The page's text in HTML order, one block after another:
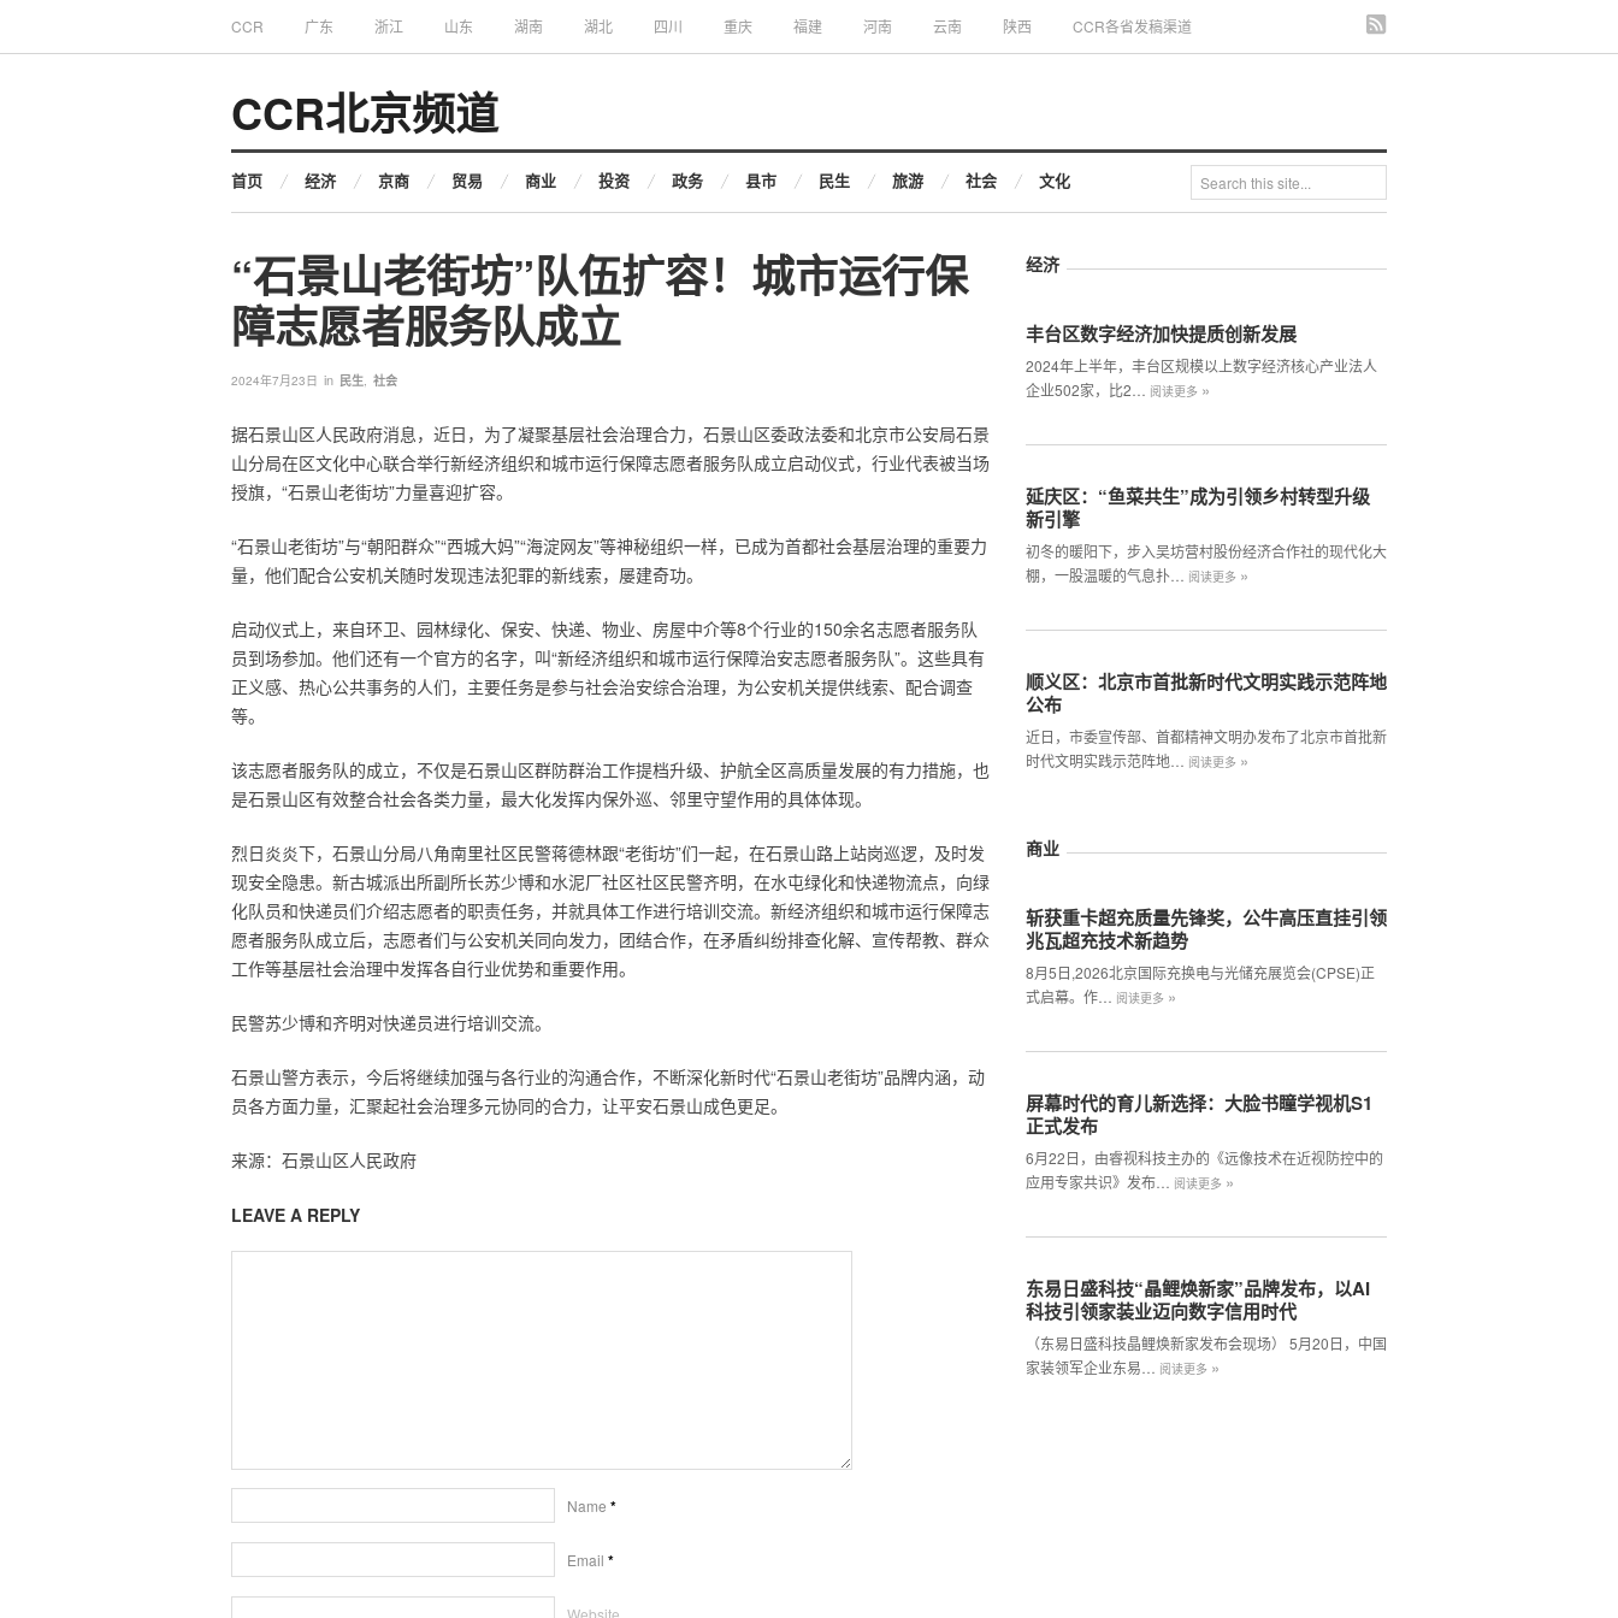
CCR 广东 浙江 山东 湖南 湖北 四川 重庆 福建 河南 云南 陕西 CCR各省发稿渠道
CCR北京频道
首页 经济 京商 贸易 商业 投资 政务 县市 民生 旅游 社会 文化
“石景山老街坊”队伍扩容！城市运行保
障志愿者服务队成立
2024年7月23日 in 民生, 社会
据石景山区人民政府消息，近日，为了凝聚基层社会治理合力，石景山区委政法委和北京市公安局石景
山分局在区文化中心联合举行新经济组织和城市运行保障志愿者服务队成立启动仪式，行业代表被当场
授旗，“石景山老街坊”力量喜迎扩容。
“石景山老街坊”与“朝阳群众”“西城大妈”“海淀网友”等神秘组织一样，已成为首都社会基层治理的重要力
量，他们配合公安机关随时发现违法犯罪的新线索，屡建奇功。
启动仪式上，来自环卫、园林绿化、保安、快递、物业、房屋中介等8个行业的150余名志愿者服务队
员到场参加。他们还有一个官方的名字，叫“新经济组织和城市运行保障治安志愿者服务队”。这些具有
正义感、热心公共事务的人们，主要任务是参与社会治安综合治理，为公安机关提供线索、配合调查
等。
该志愿者服务队的成立，不仅是石景山区群防群治工作提档升级、护航全区高质量发展的有力措施，也
是石景山区有效整合社会各类力量，最大化发挥内保外巡、邻里守望作用的具体体现。
烈日炎炎下，石景山分局八角南里社区民警蒋德林跟“老街坊”们一起，在石景山路上站岗巡逻，及时发
现安全隐患。新古城派出所副所长苏少博和水泥厂社区社区民警齐明，在水屯绿化和快递物流点，向绿
化队员和快递员们介绍志愿者的职责任务，并就具体工作进行培训交流。新经济组织和城市运行保障志
愿者服务队成立后，志愿者们与公安机关同向发力，团结合作，在矛盾纠纷排查化解、宣传帮教、群众
工作等基层社会治理中发挥各自行业优势和重要作用。
民警苏少博和齐明对快递员进行培训交流。
石景山警方表示，今后将继续加强与各行业的沟通合作，不断深化新时代“石景山老街坊”品牌内涵，动
员各方面力量，汇聚起社会治理多元协同的合力，让平安石景山成色更足。
来源：石景山区人民政府
LEAVE A REPLY
Name *
Email *
Website
经济
丰台区数字经济加快提质创新发展
2024年上半年，丰台区规模以上数字经济核心产业法人
企业502家，比2…
阅读更多 »
延庆区：“鱼菜共生”成为引领乡村转型升级
新引擎
初冬的暖阳下，步入吴坊营村股份经济合作社的现代化大
棚，一股温暖的气息扑…
阅读更多 »
顺义区：北京市首批新时代文明实践示范阵地
公布
近日，市委宣传部、首都精神文明办发布了北京市首批新
时代文明实践示范阵地…
阅读更多 »
商业
斩获重卡超充质量先锋奖，公牛高压直挂引领
兆瓦超充技术新趋势
8月5日,2026北京国际充换电与光储充展览会(CPSE)正
式启幕。作…
阅读更多 »
屏幕时代的育儿新选择：大脸书瞳学视机S1
正式发布
6月22日，由睿视科技主办的《远像技术在近视防控中的
应用专家共识》发布…
阅读更多 »
东易日盛科技“晶鲤焕新家”品牌发布，以AI
科技引领家装业迈向数字信用时代
（东易日盛科技晶鲤焕新家发布会现场） 5月20日，中国
家装领军企业东易…
阅读更多 »